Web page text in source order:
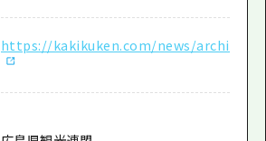
https://kakikuken.com/news/archives/